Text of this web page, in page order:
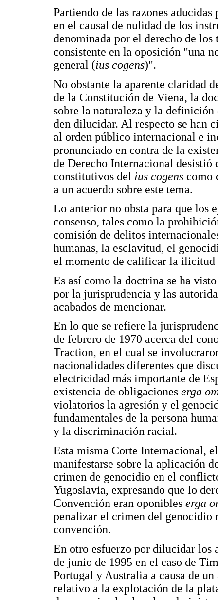
Partiendo de las razones
en el causal de nulidad de los
denominada por el derecho de
consistente en la oposición "una
general (ius cogens)".
No obstante la aparente claridad
de la Constitución de Viena, la
sobre la naturaleza y la
den dilucidar. Al respecto se han
al orden público internacional e
pronunciado en contra de la
de Derecho Internacional desistió
constitutivos del ius cogens como
a un acuerdo sobre este tema.
Lo anterior no obsta para que los
consenso, tales como la
comisión de delitos
humanas, la esclavitud, el
el momento de calificar la ilicitud
Es así como la doctrina se ha
por la jurisprudencia y las
acabados de mencionar.
En lo que se refiere la
de febrero de 1970 acerca del
Traction, en el cual se
nacionalidades diferentes que
electricidad más importante de
existencia de obligaciones erga
violatorios la agresión y el
fundamentales de la persona
y la discriminación racial.
Esta misma Corte Internacional,
manifestarse sobre la aplicación
crimen de genocidio en el
Yugoslavia, expresando que lo
Convención eran oponibles erga
penalizar el crimen del
convención.
En otro esfuerzo por dilucidar los
de junio de 1995 en el caso de
Portugal y Australia a causa de
relativo a la explotación de la